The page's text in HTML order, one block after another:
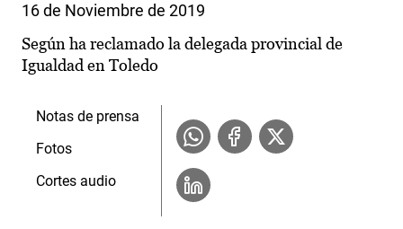
16 de Noviembre de 2019
Según ha reclamado la delegada provincial de
Igualdad en Toledo
Notas de prensa
Fotos
Cortes audio